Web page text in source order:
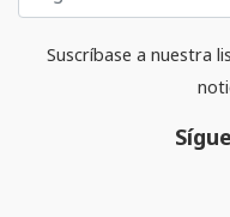
Suscríbase a nuestra